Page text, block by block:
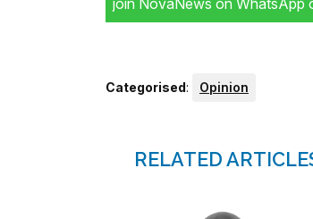
join NovaNews on WhatsApp
Categorised: Opinion
RELATED